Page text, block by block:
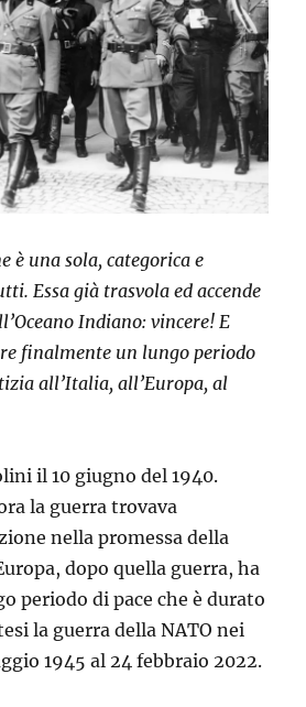
è una sola, categorica e
Essa già trasvola ed accende
Indiano: vincere! E
finalmente un lungo periodo
all’Italia, all’Europa, al
il 10 giugno del 1940.
la guerra trovava
nella promessa della
dopo quella guerra, ha
periodo di pace che è durato
la guerra della NATO nei
1945 al 24 febbraio 2022.